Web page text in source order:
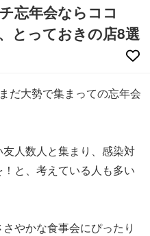
忘年会ならココ
とっておきの店8選
だ大勢で集まっての忘年会
人数人と集まり、感染対
と、考えている人も多い
やかな食事会にぴったり